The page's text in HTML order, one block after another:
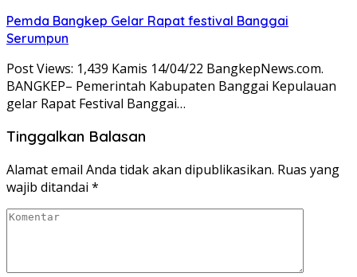
Pemda Bangkep Gelar Rapat festival Banggai
Serumpun
Post Views: 1,439 Kamis 14/04/22 BangkepNews.com.
BANGKEP– Pemerintah Kabupaten Banggai Kepulauan
gelar Rapat Festival Banggai…
Tinggalkan Balasan
Alamat email Anda tidak akan dipublikasikan. Ruas yang
wajib ditandai *